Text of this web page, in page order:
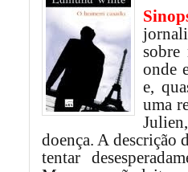
onde
e,
uma
doença. A descrição
tentar